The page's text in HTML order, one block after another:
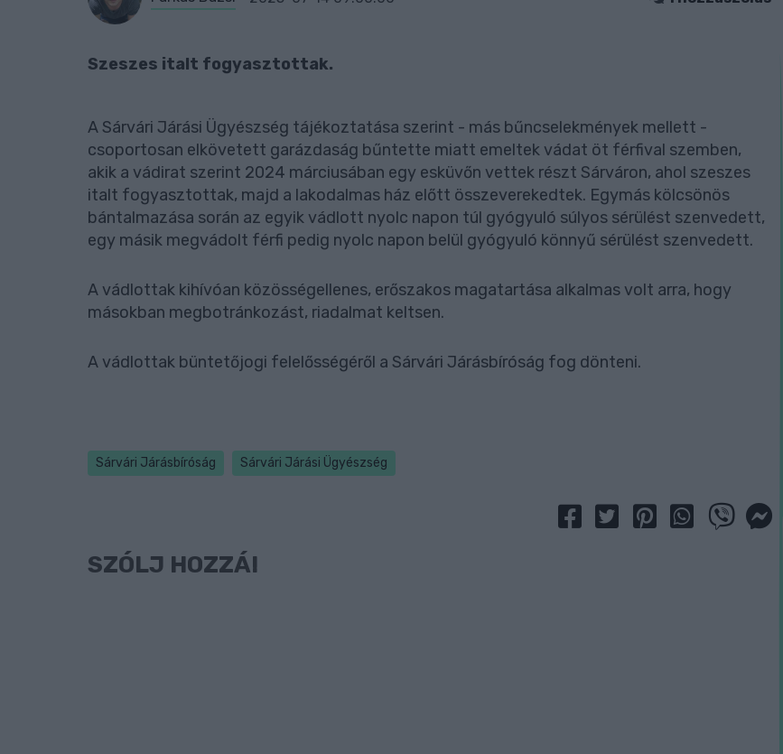
Szeszes italt fogyasztottak.
A Sárvári Járási Ügyészség tájékoztatása szerint - más bűncselekmények mellett -
csoportosan elkövetett garázdaság bűntette miatt emeltek vádat öt férfival szemben,
akik a vádirat szerint 2024 márciusában egy esküvőn vettek részt Sárváron, ahol szeszes
italt fogyasztottak, majd a lakodalmas ház előtt összeverekedtek. Egymás kölcsönös
bántalmazása során az egyik vádlott nyolc napon túl gyógyuló súlyos sérülést szenvedett,
egy másik megvádolt férfi pedig nyolc napon belül gyógyuló könnyű sérülést szenvedett.
A vádlottak kihívóan közösségellenes, erőszakos magatartása alkalmas volt arra, hogy
másokban megbotránkozást, riadalmat keltsen.
A vádlottak büntetőjogi felelősségéről a Sárvári Járásbíróság fog dönteni.
Sárvári Járásbíróság Sárvári Járási Ügyészség
SZÓLJ HOZZÁ!